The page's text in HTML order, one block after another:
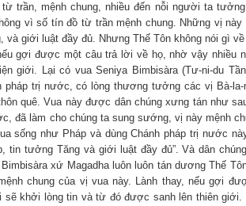
trần, mệnh chung, nhiều đến nỗi người ta
vì số tín đồ từ trần mệnh chung. Những vị
và giới luật đầy đủ. Nhưng Thế Tôn không nói gì
gợi được một câu trả lời về họ, nhờ vậy
giới. Lại có vua Seniya Bimbisàra (Tư-ni-du
pháp trị nước, có lòng thương tưởng các vị Bà-
quê. Vua này được dân chúng xưng tán như
đã làm cho chúng ta sung sướng, vị này mệnh
sống như Pháp và dùng Chánh pháp trị nước
tin tưởng Tăng và giới luật đầy đủ”. Và dân
xứ Magadha luôn luôn tán dương Thế
chung của vị vua này. Lành thay, nếu gợi
sẽ khởi lòng tin và từ đó được sanh lên thiên giới.